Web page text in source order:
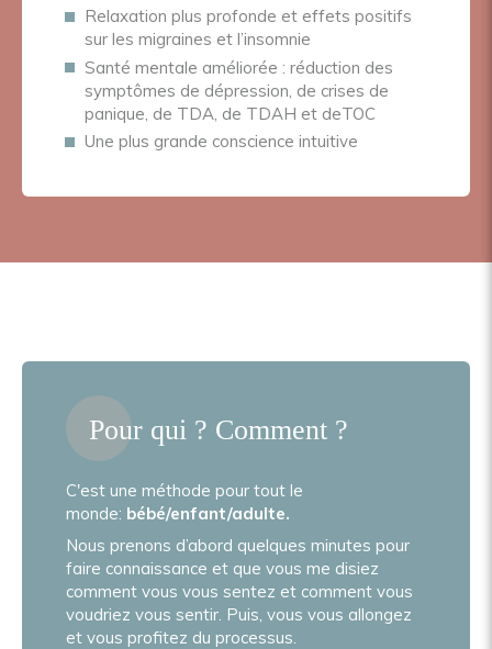
Relaxation plus profonde et effets positifs
sur les migraines et l’insomnie
Santé mentale améliorée : réduction des
symptômes de dépression, de crises de
panique, de TDA, de TDAH et deTOC
Une plus grande conscience intuitive
Pour qui ? Comment ?
C'est une méthode pour tout le
monde: bébé/enfant/adulte.
Nous prenons d’abord quelques minutes pour
faire connaissance et que vous me disiez
comment vous vous sentez et comment vous
voudriez vous sentir. Puis, vous vous allongez
et vous profitez du processus.